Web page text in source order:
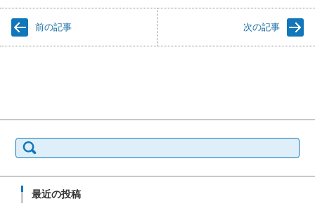
し
て
T
i
(
し
ウ
ン
ド
ウ
前の記事 次の記事
索:
最近の投稿